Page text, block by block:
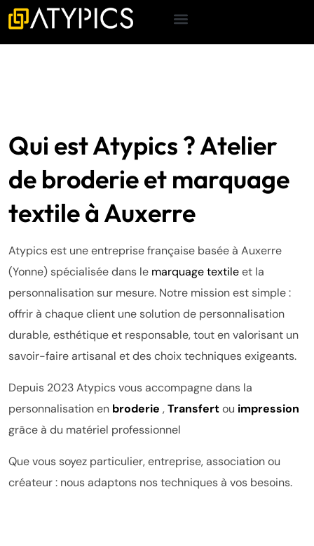
Qui est Atypics ? Atelier
de broderie et marquage
textile à Auxerre
Atypics est une entreprise française basée à Auxerre
(Yonne) spécialisée dans le marquage textileet la
personnalisation sur mesure. Notre mission est simple :
offrir à chaque client une solution de personnalisation
durable, esthétique et responsable, tout en valorisant un
savoir-faire artisanal et des choix techniques exigeants.
Depuis 2023 Atypics vous accompagne dans la
personnalisation en broderie ,Transfertou impression
grâce à du matériel professionnel
Que vous soyez particulier, entreprise, association ou
créateur : nous adaptons nos techniques à vos besoins.